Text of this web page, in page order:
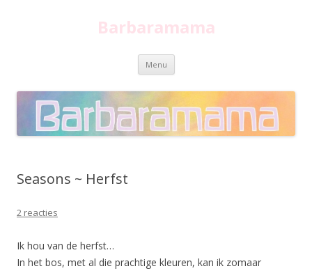
Barbaramama
Menu Spring
inhoud
Seasons ~ Herfst
2 reacties
Ik hou van de herfst…
In het bos, met al die prachtige kleuren, kan ik zomaar